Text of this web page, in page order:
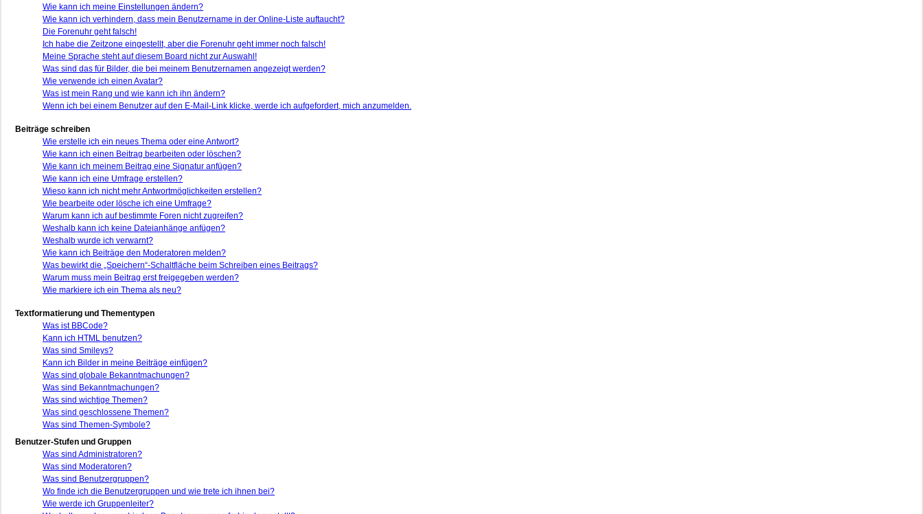
Wie kann ich meine Einstellungen ändern?
Wie kann ich verhindern, dass mein Benutzername in der Online-Liste auftaucht?
Die Forenuhr geht falsch!
Ich habe die Zeitzone eingestellt, aber die Forenuhr geht immer noch falsch!
Meine Sprache steht auf diesem Board nicht zur Auswahl!
Was sind das für Bilder, die bei meinem Benutzernamen angezeigt werden?
Wie verwende ich einen Avatar?
Was ist mein Rang und wie kann ich ihn ändern?
Wenn ich bei einem Benutzer auf den E-Mail-Link klicke, werde ich aufgefordert, mich anzumelden.
Beiträge schreiben
Wie erstelle ich ein neues Thema oder eine Antwort?
Wie kann ich einen Beitrag bearbeiten oder löschen?
Wie kann ich meinem Beitrag eine Signatur anfügen?
Wie kann ich eine Umfrage erstellen?
Wieso kann ich nicht mehr Antwortmöglichkeiten erstellen?
Wie bearbeite oder lösche ich eine Umfrage?
Warum kann ich auf bestimmte Foren nicht zugreifen?
Weshalb kann ich keine Dateianhänge anfügen?
Weshalb wurde ich verwarnt?
Wie kann ich Beiträge den Moderatoren melden?
Was bewirkt die „Speichern“-Schaltfläche beim Schreiben eines Beitrags?
Warum muss mein Beitrag erst freigegeben werden?
Wie markiere ich ein Thema als neu?
Textformatierung und Thementypen
Was ist BBCode?
Kann ich HTML benutzen?
Was sind Smileys?
Kann ich Bilder in meine Beiträge einfügen?
Was sind globale Bekanntmachungen?
Was sind Bekanntmachungen?
Was sind wichtige Themen?
Was sind geschlossene Themen?
Was sind Themen-Symbole?
Benutzer-Stufen und Gruppen
Was sind Administratoren?
Was sind Moderatoren?
Was sind Benutzergruppen?
Wo finde ich die Benutzergruppen und wie trete ich ihnen bei?
Wie werde ich Gruppenleiter?